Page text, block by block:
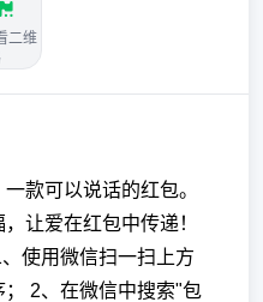
二维
款可以说话的红包。
让爱在红包中传递！
使用微信扫一扫上方
2、在微信中搜索"包